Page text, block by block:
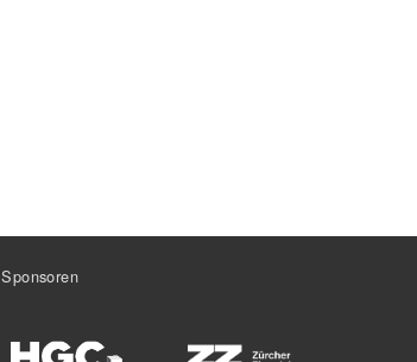
Sponsoren